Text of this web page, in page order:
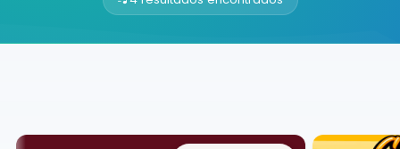
Buscador de músicos